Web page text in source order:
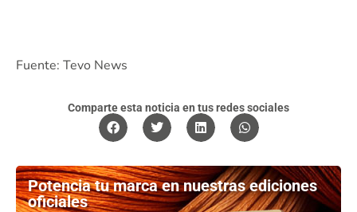
Fuente: Tevo News
Comparte esta noticia en tus redes sociales
Potencia tu marca en nuestras ediciones
oficiales